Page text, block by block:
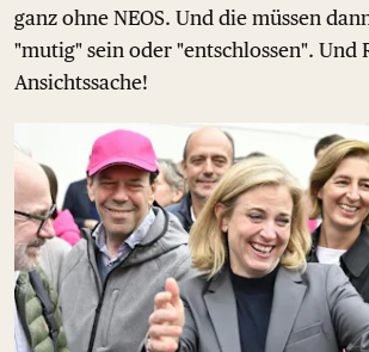
ganz ohne NEOS. Und die müssen
"mutig" sein oder "entschlossen". Und
Ansichtssache!